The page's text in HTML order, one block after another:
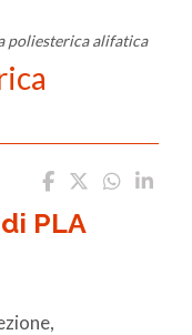
poliesterica alifatica
PLA